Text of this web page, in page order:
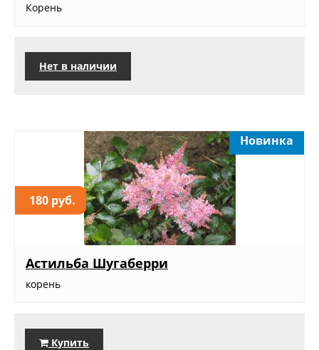
Корень
Нет в наличии
180 руб.
Новинка
Астильба Шугаберри
корень
Купить